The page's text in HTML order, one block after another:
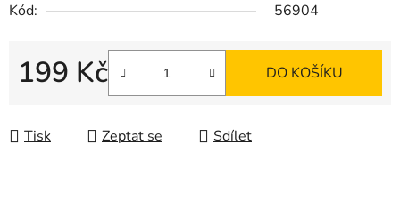
Kód:
56904
199 Kč DO KOŠÍKU
Tisk Zeptat se Sdílet